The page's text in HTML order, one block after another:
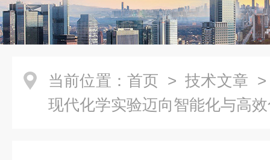
当前位置： 首页 > 技术文章
现代化学实验迈向智能化与高